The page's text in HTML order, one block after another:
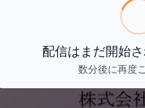
配信はまだ開始さ
数分後に再度